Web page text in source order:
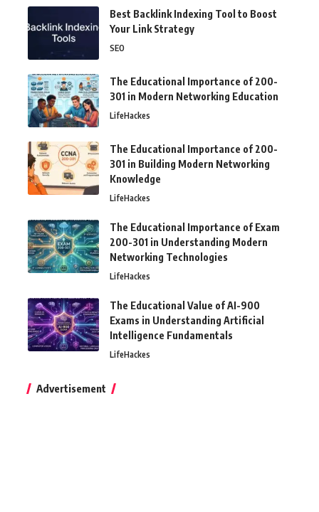
Best Backlink Indexing Tool to Boost
Your Link Strategy
SEO
The Educational Importance of 200-
301 in Modern Networking Education
LifeHackes
The Educational Importance of 200-
301 in Building Modern Networking
Knowledge
LifeHackes
The Educational Importance of Exam
200-301 in Understanding Modern
Networking Technologies
LifeHackes
The Educational Value of AI-900
Exams in Understanding Artificial
Intelligence Fundamentals
LifeHackes
Advertisement